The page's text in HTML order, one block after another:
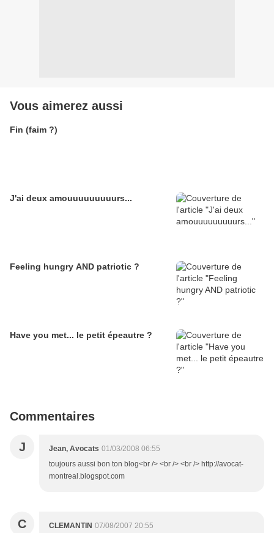
Vous aimerez aussi
Fin (faim ?)
J'ai deux amouuuuuuuuurs...
Feeling hungry AND patriotic ?
Have you met... le petit épeautre ?
Commentaires
J Jean, Avocats 01/03/2008 06:55
toujours aussi bon ton blog<br /> <br /> <br /> http://avocat-
montreal.blogspot.com
C CLEMANTIN 07/08/2007 20:55